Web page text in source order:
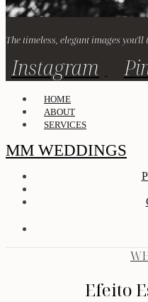
The timeless, elegant images
Instagram
HOME
ABOUT
SERVICES
MM WEDDINGS
Efeito